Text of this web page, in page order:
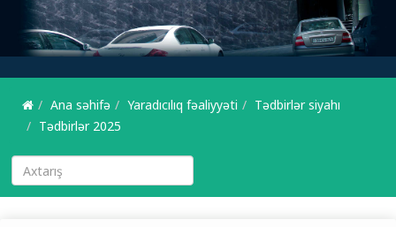
Ana səhifə Yaradıcılıq fəaliyyəti
Tədbirlər siyahı
Tədbirlər 2025